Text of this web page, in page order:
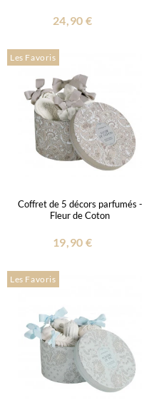
24,90 €
Les Favoris
Coffret de 5 décors parfumés -
Fleur de Coton
19,90 €
Les Favoris